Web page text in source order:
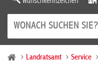
Landratsamt Service